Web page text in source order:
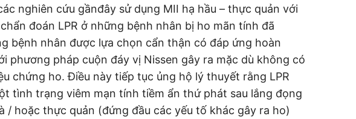
nghiên cứu gầnđây sử dụng MII hạ hầu – thực quản với
đoán LPR ở những bệnh nhân bị ho mãn tính đã
bệnh nhân được lựa chọn cẩn thận có đáp ứng hoàn
phương pháp cuộn đáy vị Nissen gây ra mặc dù không có
chứng ho. Điều này tiếp tục ủng hộ lý thuyết rằng LPR
tình trạng viêm mạn tính tiềm ẩn thứ phát sau lắng đọng
/ hoặc thực quản (đứng đầu các yếu tố khác gây ra ho)